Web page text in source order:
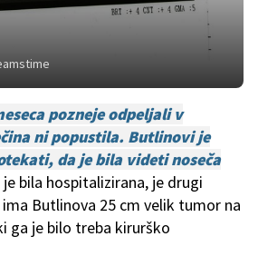
pozneje odpeljali v
ni popustila. Butlinovi je
da je bila videti noseča
je bila hospitalizirana, je drugi
Butlinova 25 cm velik tumor na
ga je bilo treba kirurško